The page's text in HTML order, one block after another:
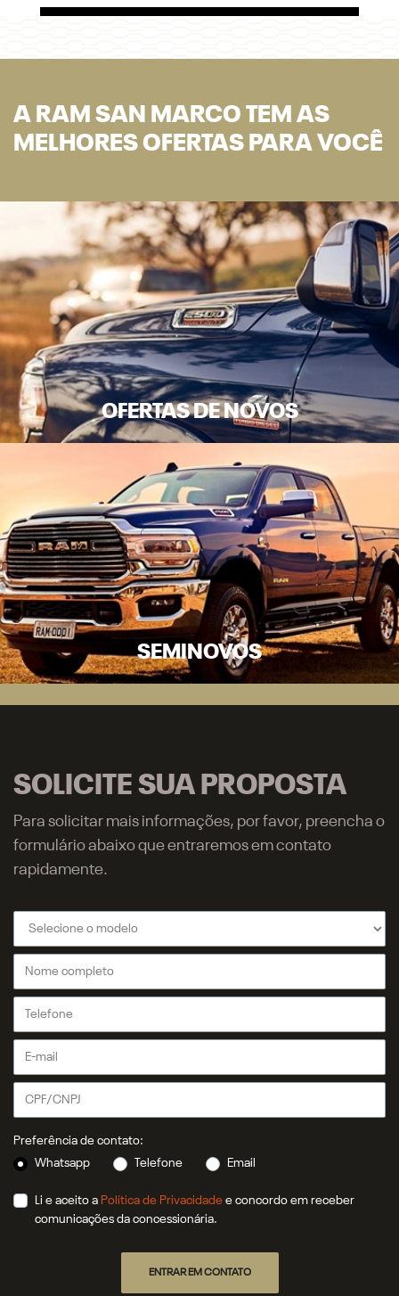
A RAM SAN MARCO TEM AS
MELHORES OFERTAS PARA VOCÊ
OFERTAS DE NOVOS
SEMINOVOS
SOLICITE SUA PROPOSTA
Para solicitar mais informações, por favor, preencha o
formulário abaixo que entraremos em contato
rapidamente.
Preferência de contato:
Whatsapp
Telefone Email
Li e aceito a Política de Privacidade e concordo em receber
comunicações da concessionária.
ENTRAR EM CONTATO